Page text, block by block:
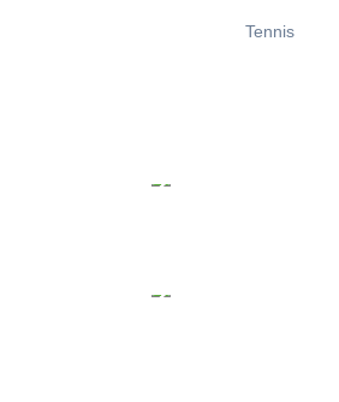
Tennis